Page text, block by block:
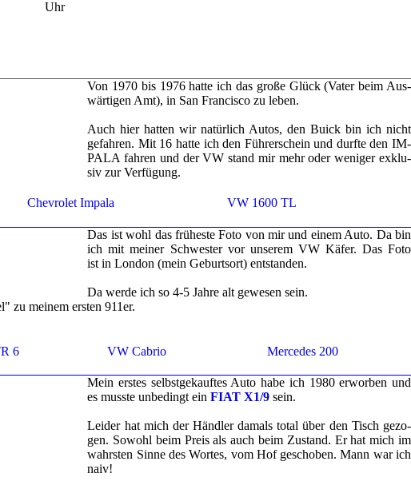
Uhr
Von 1970 bis 1976 hatte ich das große Glück (Vater beim Aus­
wär­ti­gen Amt), in San Fran­cis­co zu leben.
Auch hier hat­ten wir na­tür­lich Autos, den Buick bin ich nicht
ge­fah­ren. Mit 16 hatte ich den Füh­rer­schein und durf­te den IM­
PA­LA fah­ren und der VW stand mir mehr oder we­ni­ger ex­klu­
siv zur Ver­fü­gung.
Che­vro­let Im­pa­la VW 1600 TL
Das ist wohl das frü­hes­te Foto von mir und einem Auto. Da bin
ich mit mei­ner Schwes­ter vor un­se­rem VW Käfer. Das Foto
ist in Lon­don (mein Ge­burts­ort) ent­stan­den.
Da werde ich so 4-5 Jahre alt ge­we­sen sein.
zu mei­nem ers­ten 911er.
6 VW Ca­brio Mer­ce­des 200
Mein ers­tes selbst­ge­kauf­tes Auto habe ich 1980 er­wor­ben und
es muss­te un­be­dingt einFIAT X1/9 sein.
Lei­der hat mich der Händ­ler da­mals total über den Tisch ge­zo­
gen. So­wohl beim Preis als auch beim Zu­stand. Er hat mich im
wahrs­ten Sinne des Wor­tes, vom Hof ge­scho­ben. Mann war ich
naiv!